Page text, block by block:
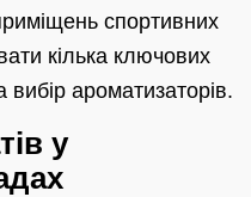
спортивних
кілька ключових
ароматизаторів.
у